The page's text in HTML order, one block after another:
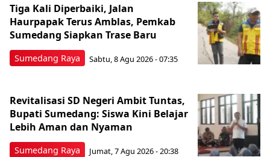
Sumedang Raya
Tiga Kali Diperbaiki, Jalan
Haurpapak Terus Amblas, Pemkab
Sumedang Siapkan Trase Baru
Sabtu, 8 Agu 2026 - 07:35
Sumedang Raya
Revitalisasi SD Negeri Ambit Tuntas,
Bupati Sumedang: Siswa Kini Belajar
Lebih Aman dan Nyaman
Jumat, 7 Agu 2026 - 20:38